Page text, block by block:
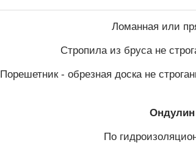
Ломанная или
Стропила из бруса не
Порешетник - обрезная доска не
По